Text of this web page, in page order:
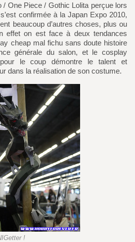
confirmée à la Japan Expo 2010,
beaucoup d’autres choses, plus ou
effet on est face à deux tendances
cheap mal fichu sans doute histoire
générale du salon, et le cosplay
le coup démontre le talent et
dans la réalisation de son costume.
!